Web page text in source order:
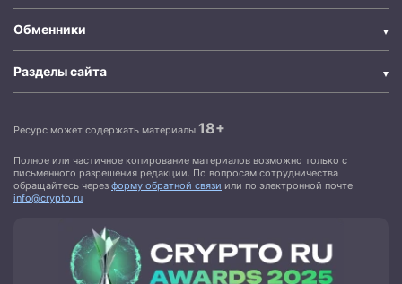
Обменники
Разделы сайта
Ресурс может содержать материалы 18+
Полное или частичное копирование материалов возможно только с
письменного разрешения редакции. По вопросам сотрудничества
обращайтесь через форму обратной связи или по электронной почте
info@crypto.ru